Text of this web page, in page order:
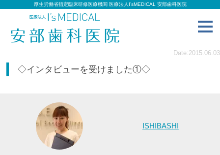
厚生労働省指定臨床研修医療機関 医療法人I’sMEDICAL 安部歯科医院
Date:2015.06.03
◇インタビューを受けました①◇
ISHIBASHI